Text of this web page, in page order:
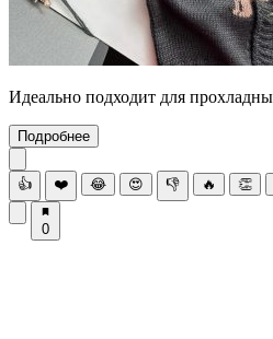
Идеально подходит для
Подробнее
👍 ❤️ 😂 😍 👎 🔥 👏
0